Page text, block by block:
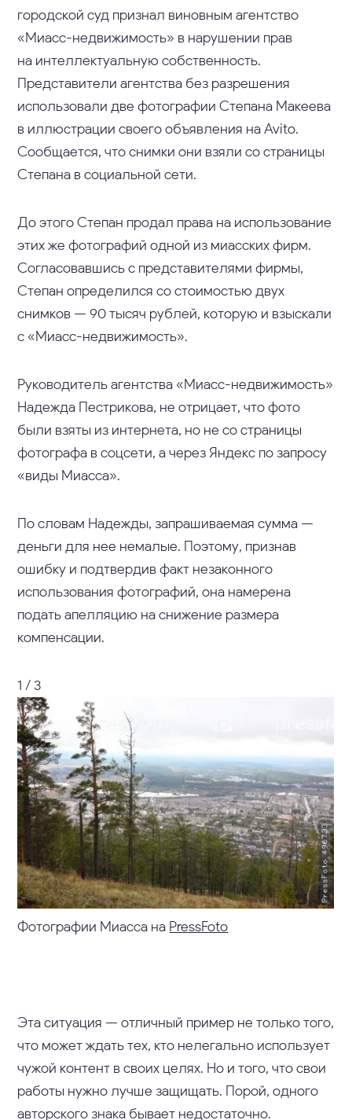
городской суд признал виновным агентство
«Миасс-недвижимость» в нарушении прав
на интеллектуальную собственность.
Представители агентства без разрешения
использовали две фотографии Степана Макеева
в иллюстрации своего объявления на Avito.
Сообщается, что снимки они взяли со страницы
Степана в социальной сети.
До этого Степан продал права на использование
этих же фотографий одной из миасских фирм.
Согласовавшись с представителями фирмы,
Степан определился со стоимостью двух
снимков — 90 тысяч рублей, которую и взыскали
с «Миасс-недвижимость».
Руководитель агентства «Миасс-недвижимость»
Надежда Пестрикова, не отрицает, что фото
были взяты из интернета, но не со страницы
фотографа в соцсети, а через Яндекс по запросу
«виды Миасса».
По словам Надежды, запрашиваемая сумма —
деньги для нее немалые. Поэтому, признав
ошибку и подтвердив факт незаконного
использования фотографий, она намерена
подать апелляцию на снижение размера
компенсации.
1 / 3
Фотографии Миасса на PressFoto
Эта ситуация — отличный пример не только того,
что может ждать тех, кто нелегально использует
чужой контент в своих целях. Но и того, что свои
работы нужно лучше защищать. Порой, одного
авторского знака бывает недостаточно.